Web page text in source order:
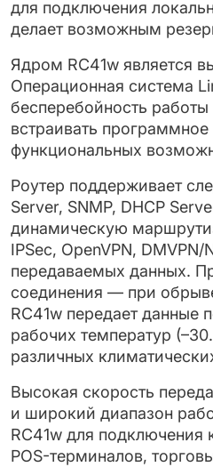
для подключения
делает возможным
Ядром RС41w является
Операционная система
бесперебойность
встраивать
функциональных
Роутер поддерживает
Server, SNMP, DHCP
динамическую
IPSec, OpenVPN,
передаваемых данных.
соединения — при
RС41w передает данные
рабочих температур
различных
Высокая скорость
и широкий диапазон
RС41w для подключения
POS-терминалов,